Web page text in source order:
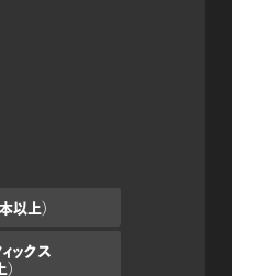
以上）
ックス